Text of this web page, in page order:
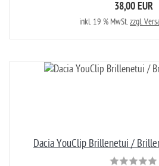
38,00 EUR
inkl. 19 % MwSt.zzgl.
Dacia YouClip Brillenetui /